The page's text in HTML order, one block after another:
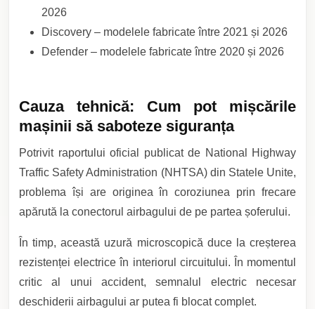
2026
Discovery – modelele fabricate între 2021 și 2026
Defender – modelele fabricate între 2020 și 2026
Cauza tehnică: Cum pot mișcările
mașinii să saboteze siguranța
Potrivit raportului oficial publicat de National Highway
Traffic Safety Administration (NHTSA) din Statele Unite,
problema își are originea în coroziunea prin frecare
apărută la conectorul airbagului de pe partea șoferului.
În timp, această uzură microscopică duce la creșterea
rezistenței electrice în interiorul circuitului. În momentul
critic al unui accident, semnalul electric necesar
deschiderii airbagului ar putea fi blocat complet.